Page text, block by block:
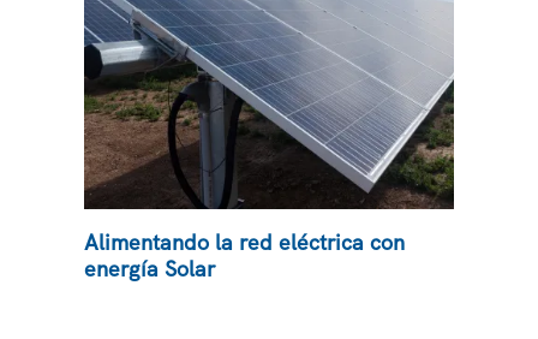
Alimentando la red eléctrica con
energía Solar